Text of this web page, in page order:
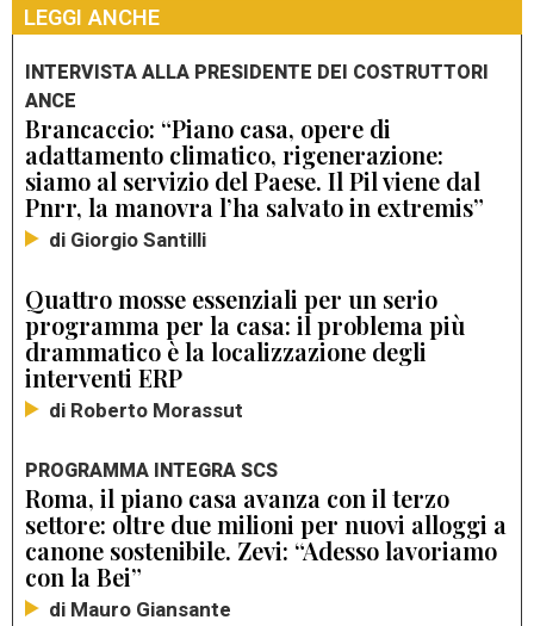
LEGGI ANCHE
INTERVISTA ALLA PRESIDENTE DEI COSTRUTTORI
ANCE
Brancaccio: “Piano casa, opere di
adattamento climatico, rigenerazione:
siamo al servizio del Paese. Il Pil viene dal
Pnrr, la manovra l’ha salvato in extremis”
di Giorgio Santilli
Quattro mosse essenziali per un serio
programma per la casa: il problema più
drammatico è la localizzazione degli
interventi ERP
di Roberto Morassut
PROGRAMMA INTEGRA SCS
Roma, il piano casa avanza con il terzo
settore: oltre due milioni per nuovi alloggi a
canone sostenibile. Zevi: “Adesso lavoriamo
con la Bei”
di Mauro Giansante